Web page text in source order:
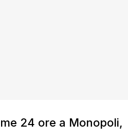
24 ore a Monopoli,